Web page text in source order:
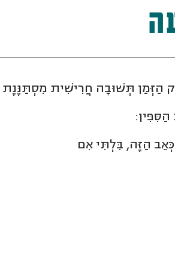
הַזְּמַן תְּשׁוּבָה חֲרִישִׁית מִסְתַּנֶּנֶת
הַזֶּה, בִּלְתִּי אִם